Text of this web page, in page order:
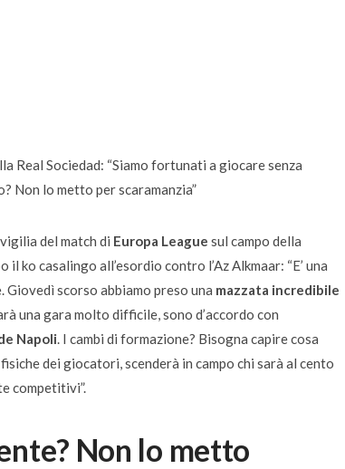
Real Sociedad: “Siamo fortunati a giocare senza
Non lo metto per scaramanzia”
del match di Europa League sul campo della
ko casalingo all’esordio contro l’Az Alkmaar: “E’ una
scorso abbiamo preso una mazzata incredibile
una gara molto difficile, sono d’accordo con
Napoli. I cambi di formazione? Bisogna capire cosa
dei giocatori, scenderà in campo chi sarà al cento
competitivi”.
Non lo metto